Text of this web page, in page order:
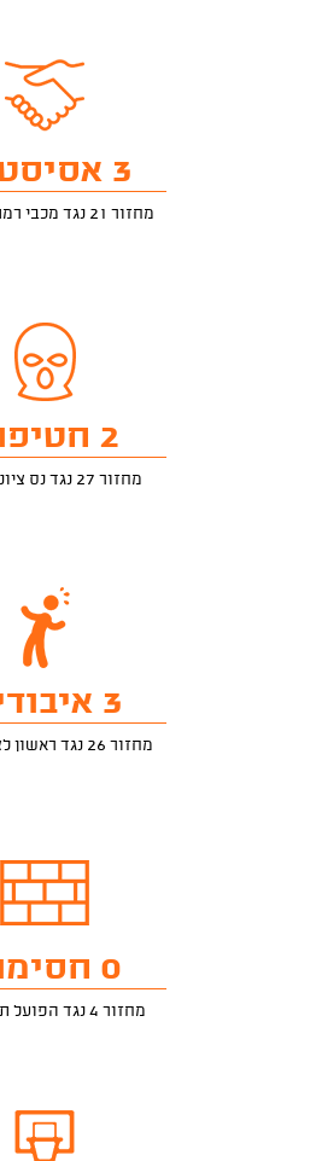
3 אסיסטים
מחזור 21 נגד מכבי רמת גן בחוץ
2 חטיפות
מחזור 27 נגד נס ציונה בחוץ
3 איבודים
מחזור 26 נגד ראשון לציון בחוץ
0 חסימות
מחזור 4 נגד הפועל ת"א בבית